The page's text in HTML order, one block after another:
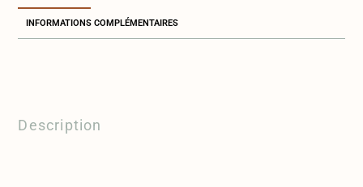
INFORMATIONS COMPLÉMENTAIRES
Description